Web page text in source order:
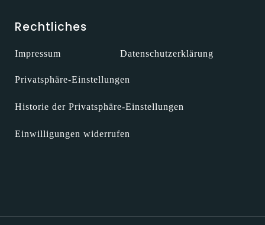
Rechtliches
Impressum Datenschutzerklärung
Privatsphäre-Einstellungen
Historie der Privatsphäre-Einstellungen
Einwilligungen widerrufen